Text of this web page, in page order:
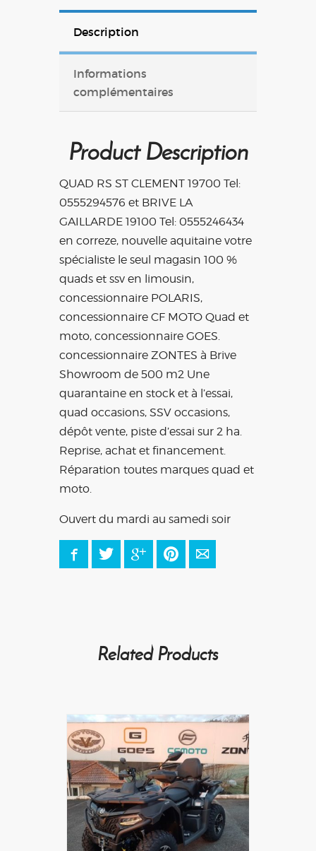
CFMOTO
Description
Informations
complémentaires
Product Description
QUAD RS ST CLEMENT 19700 Tel:
0555294576 et BRIVE LA
GAILLARDE 19100 Tel: 0555246434
en correze, nouvelle aquitaine votre
spécialiste le seul magasin 100 %
quads et ssv en limousin,
concessionnaire POLARIS,
concessionnaire CF MOTO Quad et
moto, concessionnaire GOES.
concessionnaire ZONTES à Brive
Showroom de 500 m2 Une
quarantaine en stock et à l’essai,
quad occasions, SSV occasions,
dépôt vente, piste d’essai sur 2 ha.
Reprise, achat et financement.
Réparation toutes marques quad et
moto.
Ouvert du mardi au samedi soir
FacebookTwitter Google+ PinterestE-mail
Related Products